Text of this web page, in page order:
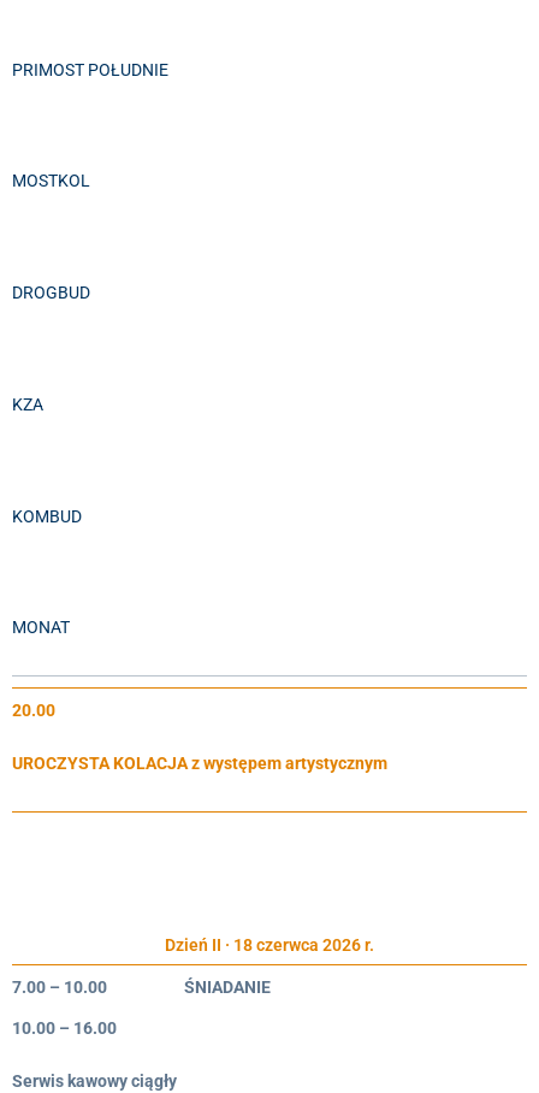
PRIMOST POŁUDNIE
MOSTKOL
DROGBUD
KZA
KOMBUD
MONAT
20.00
UROCZYSTA KOLACJA z występem artystycznym
Dzień II · 18 czerwca 2026 r.
7.00 – 10.00 ŚNIADANIE
10.00 – 16.00
Serwis kawowy ciągły